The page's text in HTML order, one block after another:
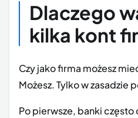
Dlaczego
kilka kont
Czy jako firma możesz
Możesz. Tylko w zasadzie
Po pierwsze, banki